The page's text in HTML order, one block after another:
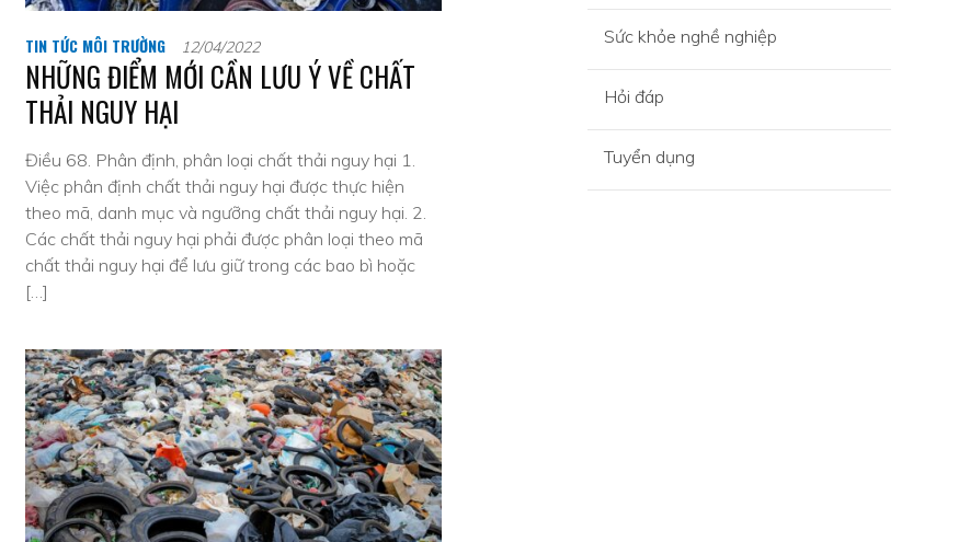
TIN TỨC MÔI TRƯỜNG 12/04/2022
NHỮNG ĐIỂM MỚI CẦN LƯU Ý VỀ CHẤT
THẢI NGUY HẠI
Điều 68. Phân định, phân loại chất thải nguy hại 1.
Việc phân định chất thải nguy hại được thực hiện
theo mã, danh mục và ngưỡng chất thải nguy hại. 2.
Các chất thải nguy hại phải được phân loại theo mã
chất thải nguy hại để lưu giữ trong các bao bì hoặc
[…]
Sức khỏe nghề nghiệp
Hỏi đáp
Tuyển dụng